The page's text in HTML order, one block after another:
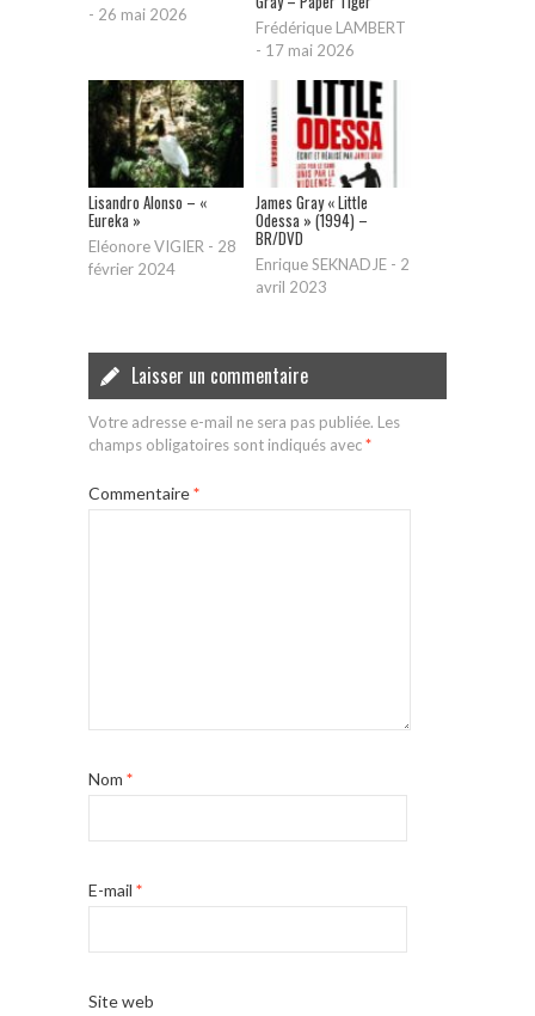
- 26 mai 2026
Frédérique LAMBERT
- 17 mai 2026
Lisandro Alonso – «
Eureka »
Eléonore VIGIER - 28
février 2024
James Gray « Little
Odessa » (1994) –
BR/DVD
Enrique SEKNADJE - 2
avril 2023
Laisser un commentaire
Votre adresse e-mail ne sera pas publiée. Les
champs obligatoires sont indiqués avec*
Commentaire*
Nom *
E-mail *
Site web